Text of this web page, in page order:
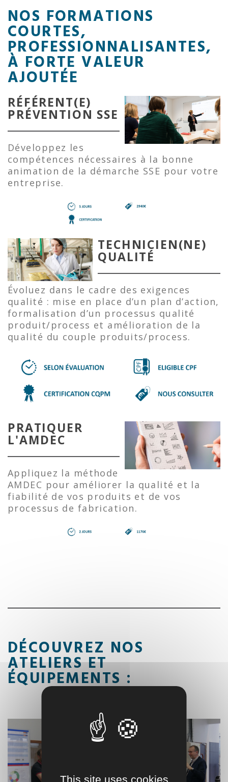
NOS FORMATIONS
COURTES,
PROFESSIONNALISANTES,
À FORTE VALEUR
AJOUTÉE
RÉFÉRENT(E)
PRÉVENTION SSE
Développez les
compétences nécessaires à la bonne
animation de la démarche SSE pour votre
entreprise.
TECHNICIEN(NE)
QUALITÉ
Évoluez dans le cadre des exigences
qualité : mise en place d’un plan d’action,
formalisation d’un processus qualité
produit/process et amélioration de la
qualité du couple produits/process.
PRATIQUER
L'AMDEC
Appliquez la méthode
AMDEC pour améliorer la qualité et la
fiabilité de vos produits et de vos
processus de fabrication.
DÉCOUVREZ NOS
ATELIERS ET
ÉQUIPEMENTS :
This site uses cookies